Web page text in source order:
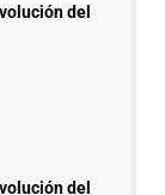
del
del